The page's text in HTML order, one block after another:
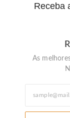
Receba
As